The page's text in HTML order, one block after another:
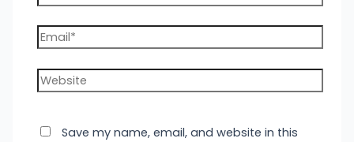
Email*
Website
Save my name, email, and website in this